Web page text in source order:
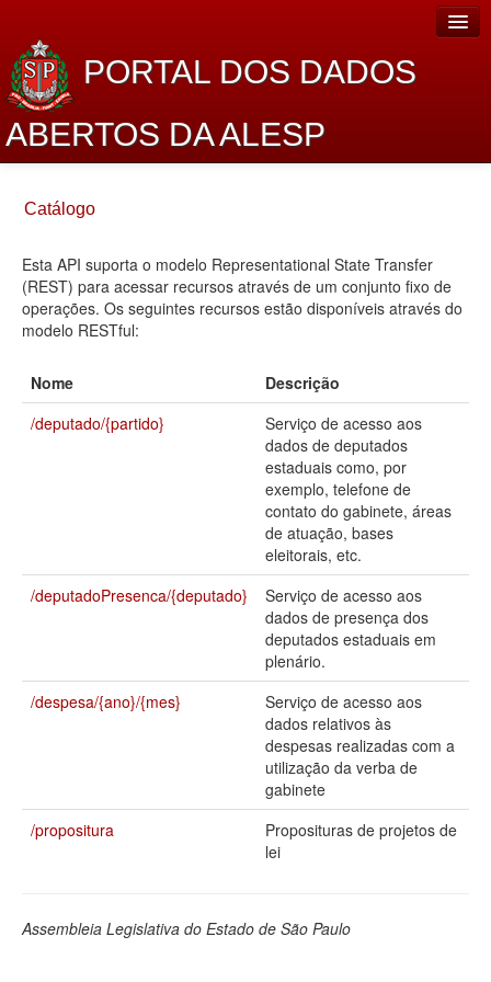
PORTAL DOS DADOS
ABERTOS DA ALESP
Sobre o projeto
Dados Abertos Alesp
Lei de Acesso à Informação
Planejamento
Catálogo de dados
Legislação
Perguntas frequentes
Catálogo
Esta API suporta o modelo Representational State Transfer
(REST) para acessar recursos através de um conjunto fixo de
operações. Os seguintes recursos estão disponíveis através do
modelo RESTful:
Nome
Descrição
/deputado/{partido}
Serviço de acesso aos
dados de deputados
estaduais como, por
exemplo, telefone de
contato do gabinete, áreas
de atuação, bases
eleitorais, etc.
/deputadoPresenca/{deputado}
Serviço de acesso aos
dados de presença dos
deputados estaduais em
plenário.
/despesa/{ano}/{mes}
Serviço de acesso aos
dados relativos às
despesas realizadas com a
utilização da verba de
gabinete
/propositura
Proposituras de projetos de
lei
Assembleia Legislativa do Estado de São Paulo